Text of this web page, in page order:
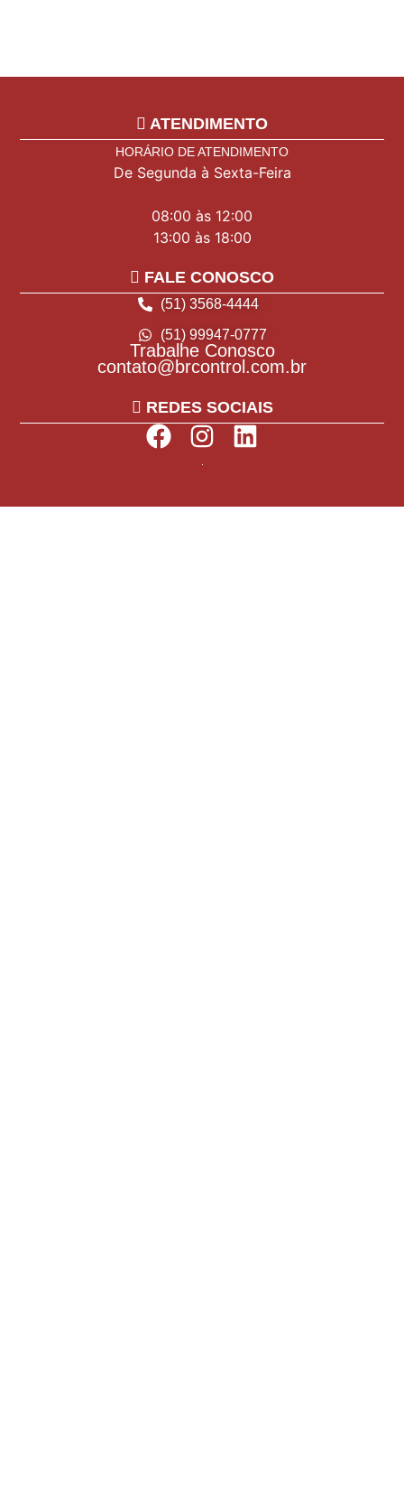
ATENDIMENTO
HORÁRIO DE ATENDIMENTO
De Segunda à Sexta-Feira
08:00 às 12:00
13:00 às 18:00
FALE CONOSCO
(51) 3568-4444
(51) 99947-0777
Trabalhe Conosco
contato@brcontrol.com.br
REDES SOCIAIS